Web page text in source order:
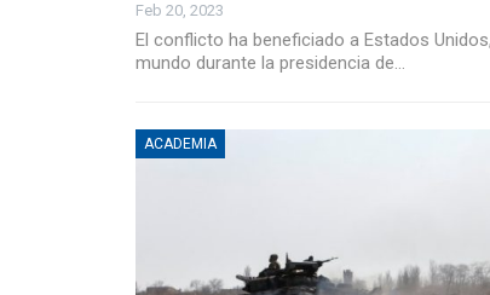
Feb 20, 2023
El conflicto ha beneficiado a Estados
mundo durante la presidencia de…
ACADEMIA